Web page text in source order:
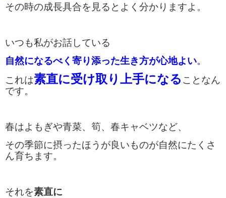
その時の成長具合を見るとよく分かりますよ。
いつも私がお話している
自然になるべく寄り添った生き方が心地よい。
これは素直に受け取り上手になる ことなん
です。
春はよもぎや青菜、筍、春キャベツなど、
その季節に摂ったほうが良いものが自然にたくさ
ん育ち ます。
それを素直に